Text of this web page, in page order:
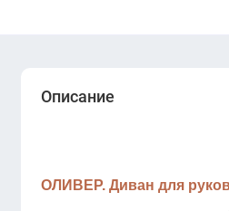
Описание
ОЛИВЕР. Диван для